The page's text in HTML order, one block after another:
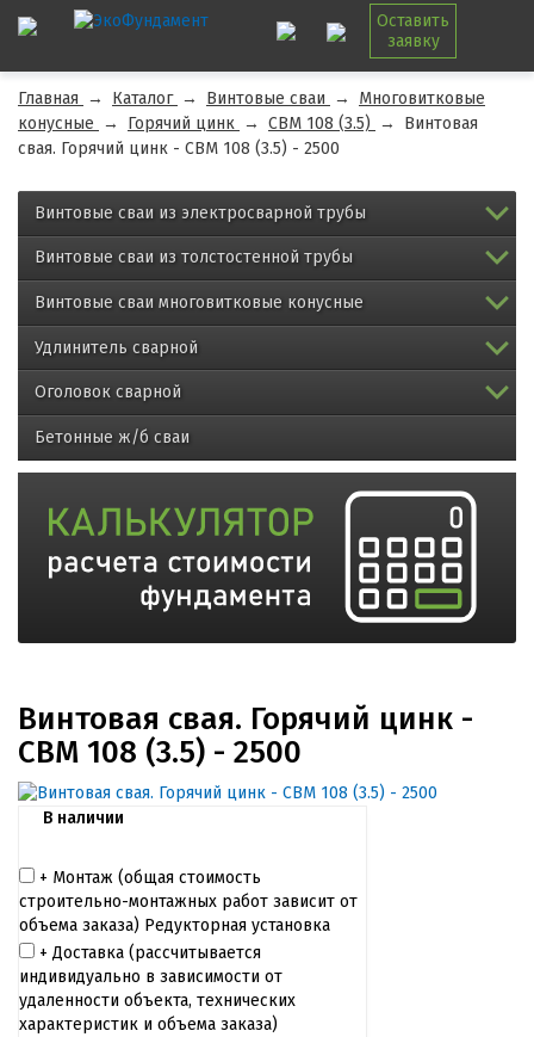
Оставить
заявку
Главная → Каталог → Винтовые сваи →
Многовитковые
конусные → Горячий цинк → СВМ 108 (3.5) →
Винтовая
свая. Горячий цинк - СВМ 108 (3.5) - 2500
Винтовые сваи из электросварной трубы
Винтовые сваи из толстостенной трубы
Винтовые сваи многовитковые конусные
Удлинитель сварной
Оголовок сварной
Бетонные ж/б сваи
Винтовая свая. Горячий цинк -
СВМ 108 (3.5) - 2500
В наличии
+ Монтаж (общая cтоимость
строительно-монтажных работ зависит от
объема заказа) Редукторная установка
+ Доставка (рассчитывается
индивидуально в зависимости от
удаленности объекта, технических
характеристик и объема заказа)